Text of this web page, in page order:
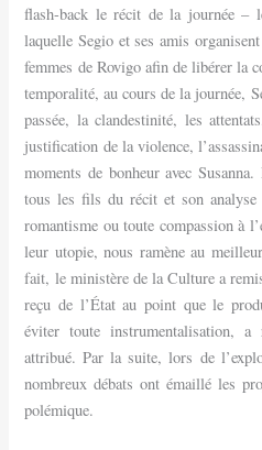
flash-back le récit de la journée –
laquelle Segio et ses amis
femmes de Rovigo afin de libérer la
temporalité, au cours de la journée,
passée, la clandestinité, les
justification de la violence,
moments de bonheur avec
tous les fils du récit et son
romantisme ou toute compassion à
leur utopie, nous ramène au
fait, le ministère de la Culture a
reçu de l’État au point que le
éviter toute instrumentalisation,
attribué. Par la suite, lors de
nombreux débats ont émaillé les
polémique.